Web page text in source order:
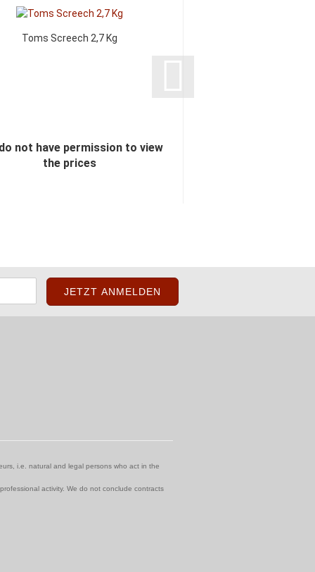
Toms Screech 2,7 Kg
not have permission to view
the prices
i.e. natural and legal persons who act in the
activity. We do not conclude contracts